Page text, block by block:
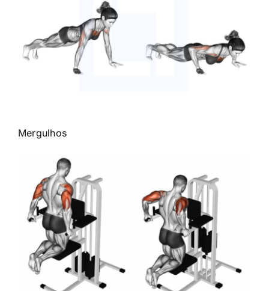
Mergulhos